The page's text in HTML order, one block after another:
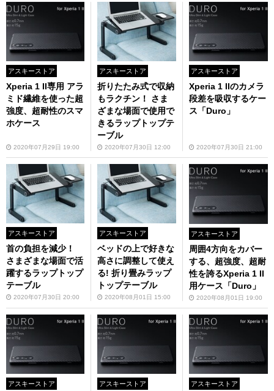
アスキーストア
Xperia 1 II専用 アラ
ミド繊維を使った超
強度、超耐性のスマ
ホケース
2020年07月29日 19:00
アスキーストア
折りたたみ式で収納
もラクチン！ さま
ざまな場面で使用で
きるラップトップテ
ーブル
2020年07月30日 12:00
アスキーストア
Xperia 1 IIのカメラ
段差を吸収するケー
ス「Duro」
2020年07月30日 21:00
アスキーストア
首の負担を減少！
さまざまな場面で活
躍するラップトップ
テーブル
2020年07月30日 20:00
アスキーストア
ベッドの上で好きな
高さに調整して使え
る! 折り畳みラップ
トップテーブル
2020年08月01日 15:00
アスキーストア
周囲4方向をカバー
する、超強度、超耐
性を誇るXperia 1 II
用ケース「Duro」
2020年08月01日 19:00
アスキーストア アスキーストア アスキーストア